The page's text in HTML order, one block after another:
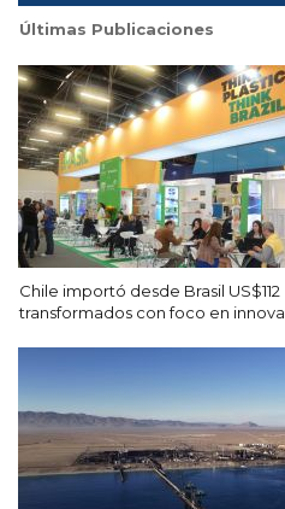
Últimas Publicaciones
Chile importó desde Brasil
transformados con foco en